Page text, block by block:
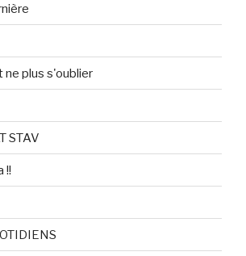
ne plus s'oublier
STAV
!!